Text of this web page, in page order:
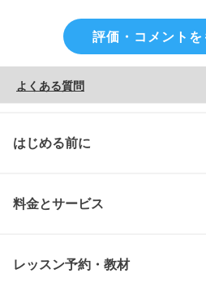
評価・コメント
よくある質問
はじめる前に
料金とサービス
レッスン予約・教材